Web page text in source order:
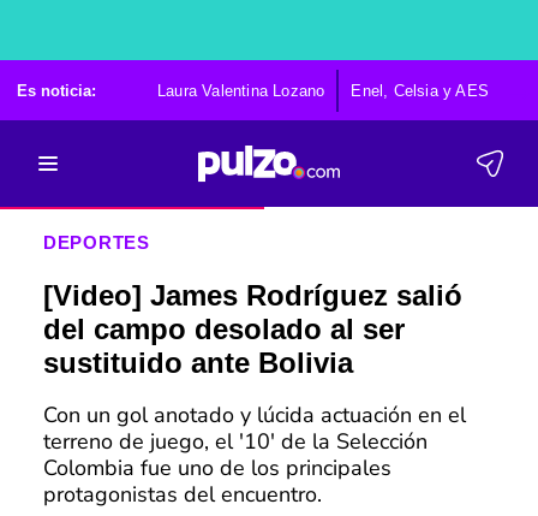
Es noticia: Laura Valentina Lozano Enel, Celsia y AES
DEPORTES
[Video] James Rodríguez salió
del campo desolado al ser
sustituido ante Bolivia
Con un gol anotado y lúcida actuación en el
terreno de juego, el '10' de la Selección
Colombia fue uno de los principales
protagonistas del encuentro.